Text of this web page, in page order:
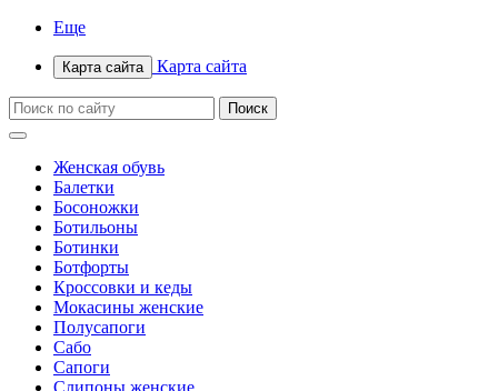
Еще
Карта сайта Карта сайта
Женская обувь
Балетки
Босоножки
Ботильоны
Ботинки
Ботфорты
Кроссовки и кеды
Мокасины женские
Полусапоги
Сабо
Сапоги
Слипоны женские